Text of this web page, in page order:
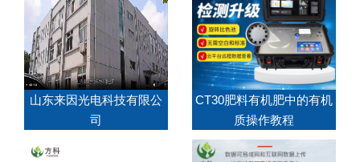
山东来因光电科技有限公
司
CT30肥料有机肥中的有机
质操作教程